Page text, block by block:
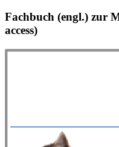
Fachbuch (engl.) zur
access)